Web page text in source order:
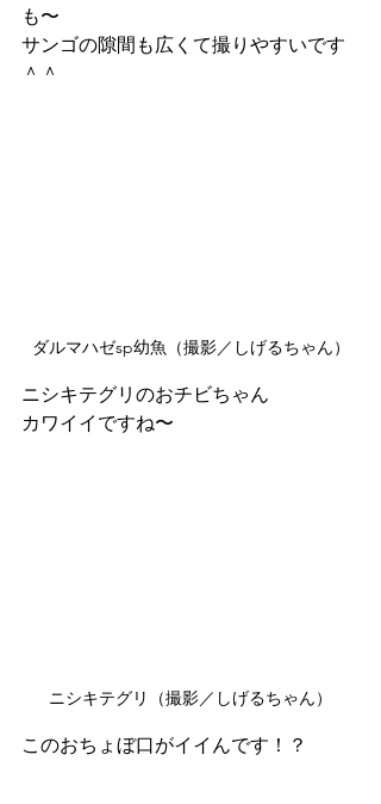
も〜
サンゴの隙間も広くて撮りやすいです
＾＾
ダルマハゼsp幼魚（撮影／しげるちゃん）
ニシキテグリのおチビちゃん
カワイイですね〜
ニシキテグリ（撮影／しげるちゃん）
このおちょぼ口がイイんです！？